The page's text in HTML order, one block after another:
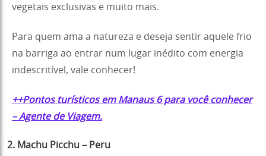
vegetais exclusivas e muito mais.
Para quem ama a natureza e deseja sentir aquele frio
na barriga ao entrar num lugar inédito com energia
indescritível, vale conhecer!
++Pontos turísticos em Manaus 6 para você conhecer
– Agente de Viagem.
2. Machu Picchu – Peru